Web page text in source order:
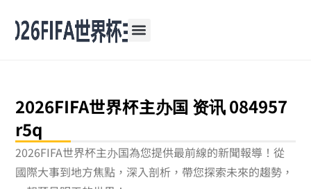
2026FIFA世界杯主办国 资讯 084957
r5q
2026FIFA世界杯主办国為您提供最前線的新聞報導！從
國際大事到地方焦點，深入剖析，帶您探索未來的趨勢，